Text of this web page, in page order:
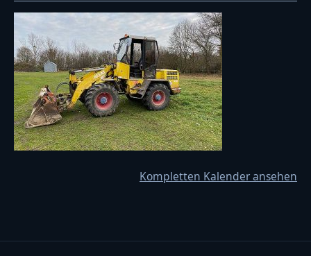
Kompletten Kalender ansehen